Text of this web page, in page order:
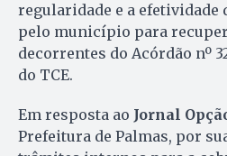
regularidade e a efetividade
pelo município para
decorrentes do Acórdão nº
do TCE.
Em resposta ao Jornal
Prefeitura de Palmas, por